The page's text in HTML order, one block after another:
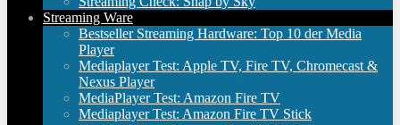
Streaming Ware
Bestseller Streaming Hardware: Top 10 der Media
Player
Mediaplayer Test: Apple TV, Fire TV, Chromecast &
Nexus Player
MediaPlayer Test: Amazon Fire TV
Mediaplayer Test: Amazon Fire TV Stick